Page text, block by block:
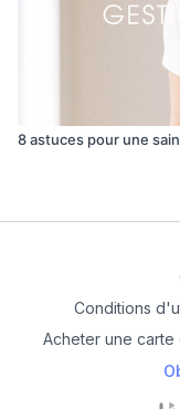
8 astuces pour une
Conditions
Acheter une carte